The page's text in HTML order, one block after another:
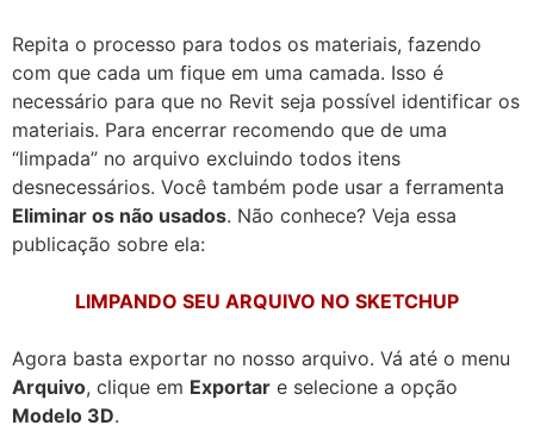
Repita o processo para todos os materiais, fazendo
com que cada um fique em uma camada. Isso é
necessário para que no Revit seja possível identificar os
materiais. Para encerrar recomendo que de uma
“limpada” no arquivo excluindo todos itens
desnecessários. Você também pode usar a ferramenta
Eliminar os não usados. Não conhece? Veja essa
publicação sobre ela:
LIMPANDO SEU ARQUIVO NO SKETCHUP
Agora basta exportar no nosso arquivo. Vá até o menu
Arquivo, clique em Exportar e selecione a opção
Modelo 3D.